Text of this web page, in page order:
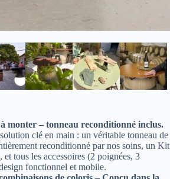
monter – tonneau reconditionné inclus.
clé en main : un véritable tonneau de
reconditionné par nos soins, un Kit
tous les accessoires (2 poignées, 3
fonctionnel et mobile.